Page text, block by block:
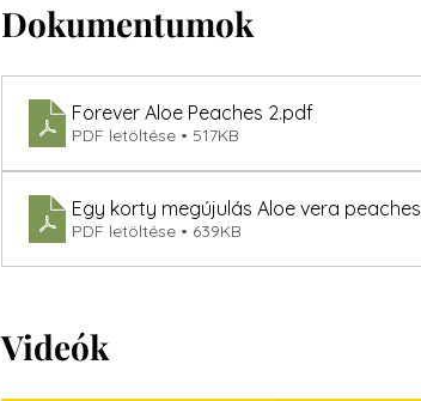
Dokumentumok
Forever Aloe Peaches 2.pdf
PDF letöltése • 517KB
Egy korty megújulás Aloe vera peaches
PDF letöltése • 639KB
Videók